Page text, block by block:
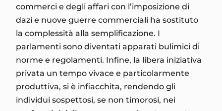
commerci e degli affari con l’imposizione di
dazi e nuove guerre commerciali ha sostituto
la complessità alla semplificazione. I
parlamenti sono diventati apparati bulimici di
norme e regolamenti. Infine, la libera iniziativa
privata un tempo vivace e particolarmente
produttiva, si è infiacchita, rendendo gli
individui sospettosi, se non timorosi, nei